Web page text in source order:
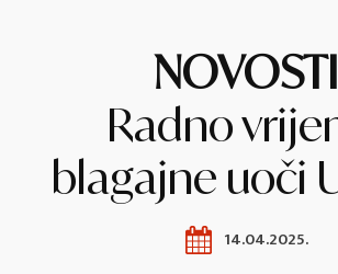
NOVOSTI
Radno
blagajne uoči
14.04.2025.